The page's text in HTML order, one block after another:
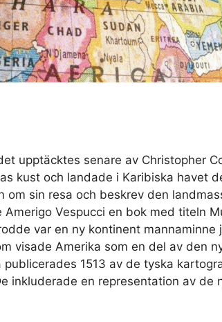
upptäcktes senare av Christopher
kust och landade i Karibiska havet
om sin resa och beskrev den
Vespucci en bok med titeln
var en ny kontinent mannaminne
visade Amerika som en del av den
1513 av de tyska
inkluderade en representation av de